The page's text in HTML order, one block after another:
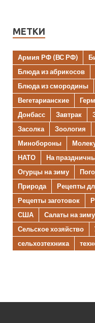
МЕТКИ
Армия РФ (ВС РФ)
Блюда из абрикосов
Блюда из смородины
Вегетарианские
Донбасс
Завтрак
Засолка
Зоология
Минобороны
НАТО
На
Огурцы на зиму
Природа
Рецепты
Рецепты заготовок
США
Салаты на зиму
Сельское хозяйство
сельхозтехника